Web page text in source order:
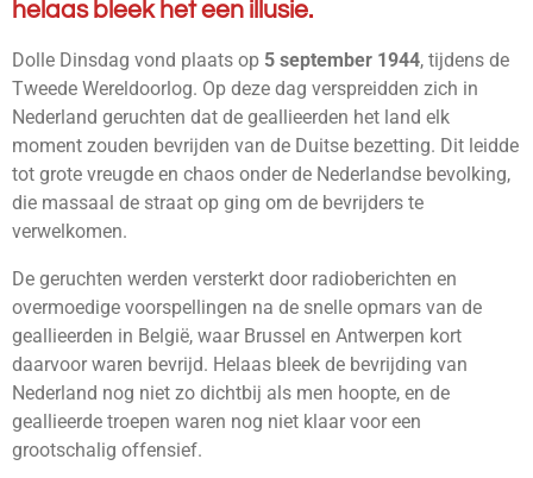
helaas bleek het een illusie.
Dolle Dinsdag vond plaats op 5 september 1944, tijdens de
Tweede Wereldoorlog. Op deze dag verspreidden zich in
Nederland geruchten dat de geallieerden het land elk
moment zouden bevrijden van de Duitse bezetting. Dit leidde
tot grote vreugde en chaos onder de Nederlandse bevolking,
die massaal de straat op ging om de bevrijders te
verwelkomen.
De geruchten werden versterkt door radioberichten en
overmoedige voorspellingen na de snelle opmars van de
geallieerden in België, waar Brussel en Antwerpen kort
daarvoor waren bevrijd. Helaas bleek de bevrijding van
Nederland nog niet zo dichtbij als men hoopte, en de
geallieerde troepen waren nog niet klaar voor een
grootschalig offensief.